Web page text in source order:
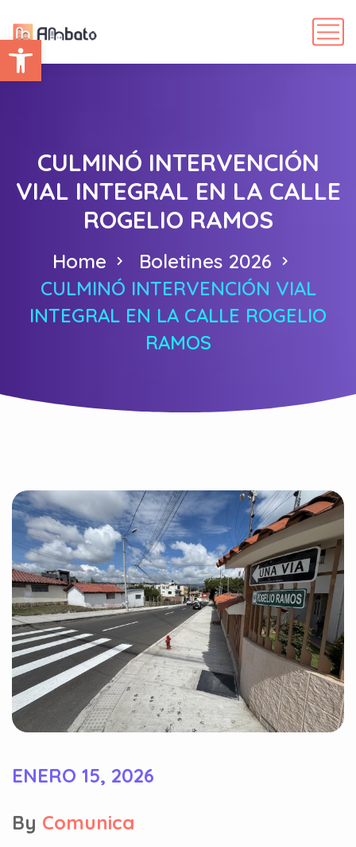
Abrir barra de herramientas
CULMINÓ INTERVENCIÓN
VIAL INTEGRAL EN LA CALLE
ROGELIO RAMOS
Home
Boletines 2026
CULMINÓ INTERVENCIÓN VIAL
INTEGRAL EN LA CALLE ROGELIO
RAMOS
ENERO 15, 2026
By Comunica